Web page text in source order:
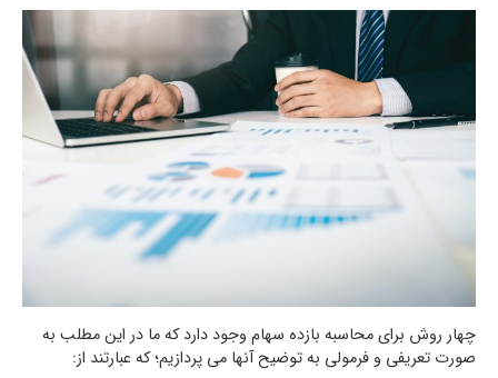
چهار روش براي محاسبه بازده سهام وجود دارد که ما در این مطلب به
صورت تعریفی و فرمولی به توضیح آنها می پردازیم؛ که عبارتند از: